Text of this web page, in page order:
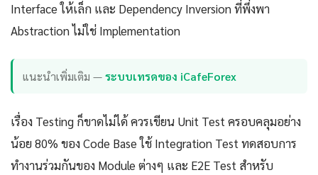
Interface ให้เล็ก และ Dependency Inversion ที่พึ่งพา
Abstraction ไม่ใช่ Implementation
แนะนำเพิ่มเติม —ระบบเทรดของ iCafeForex
เรื่อง Testing ก็ขาดไม่ได้ ควรเขียน Unit Test ครอบคลุมอย่าง
น้อย 80% ของ Code Base ใช้ Integration Test ทดสอบการ
ทำงานร่วมกันของ Module ต่างๆ และ E2E Test สำหรับ